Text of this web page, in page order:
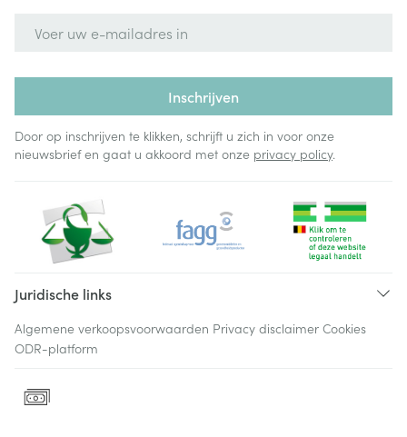
Inschrijven
Door op inschrijven te klikken, schrijft u zich in voor onze
nieuwsbrief en gaat u akkoord met onze privacy policy.
Juridische links
Algemene verkoopsvoorwaarden Privacy disclaimer Cookies
ODR-platform